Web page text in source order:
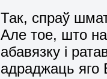
Так, спpаў
Але тое, што
абавязку і
адpаджаць яго